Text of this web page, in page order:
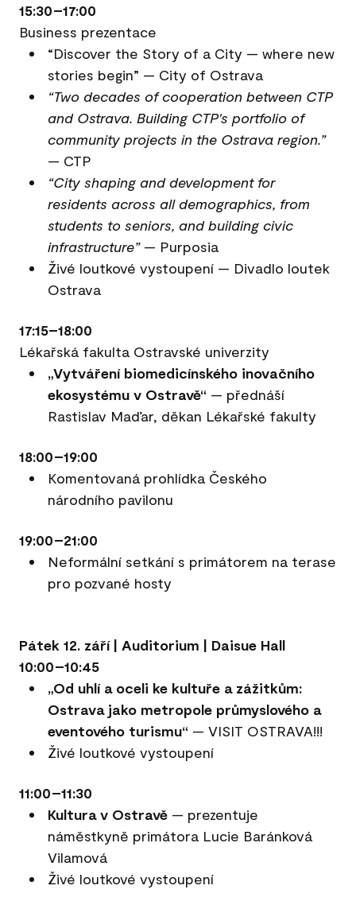
15:30–17:00
Business prezentace
“Discover the Story of a City — where new
stories begin” — City of Ostrava
“Two decades of cooperation between CTP
and Ostrava. Building CTP's portfolio of
community projects in the Ostrava region.”
— CTP
“City shaping and development for
residents across all demographics, from
students to seniors, and building civic
infrastructure” — Purposia
Živé loutkové vystoupení — Divadlo loutek
Ostrava
17:15–18:00
Lékařská fakulta Ostravské univerzity
„Vytváření biomedicínského inovačního
ekosystému v Ostravě“ — přednáší
Rastislav Maďar, děkan Lékařské fakulty
18:00–19:00
Komentovaná prohlídka Českého
národního pavilonu
19:00–21:00
Neformální setkání s primátorem na terase
pro pozvané hosty
Pátek 12. září | Auditorium | Daisue Hall
10:00–10:45
„Od uhlí a oceli ke kultuře a zážitkům:
Ostrava jako metropole průmyslového a
eventového turismu“ — VISIT OSTRAVA!!!
Živé loutkové vystoupení
11:00–11:30
Kultura v Ostravě — prezentuje
náměstkyně primátora Lucie Baránková
Vilamová
Živé loutkové vystoupení